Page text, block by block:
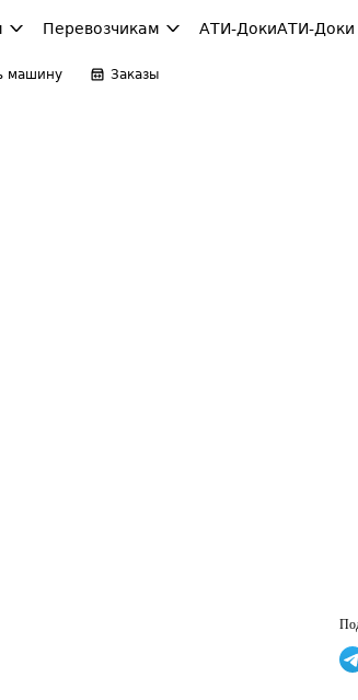
Перевозчикам АТИ-ДокиАТИ-
машину Заказы